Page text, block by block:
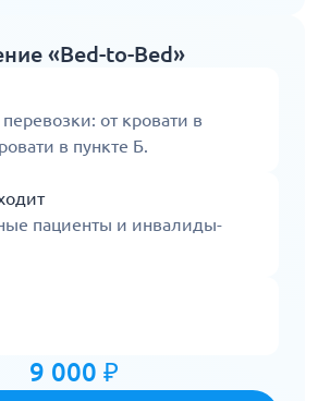
«Bed-to-Bed»
от кровати в
в пункте Б.
пациенты и инвалиды-
9 000 ₽